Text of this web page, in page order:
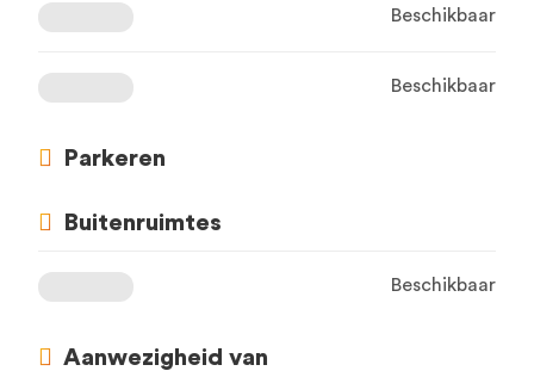
Beschikbaar
Beschikbaar
Parkeren
Buitenruimtes
Beschikbaar
Aanwezigheid van